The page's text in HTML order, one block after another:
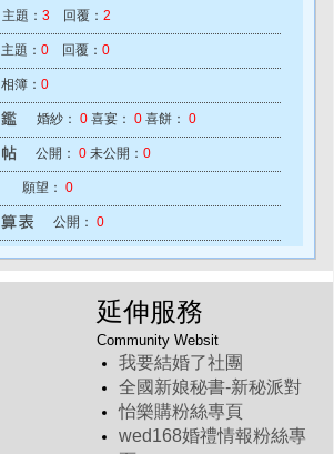
主題： 3 回覆： 2
主題： 0 回覆： 0
相簿： 0
婚紗： 0 喜宴： 0 喜餅： 0
公開： 0 未公開： 0
願望： 0
公開： 0
延伸服務
Community Websit
我要結婚了社團
全國新娘秘書-新秘派對
怡樂購粉絲專頁
wed168婚禮情報粉絲專